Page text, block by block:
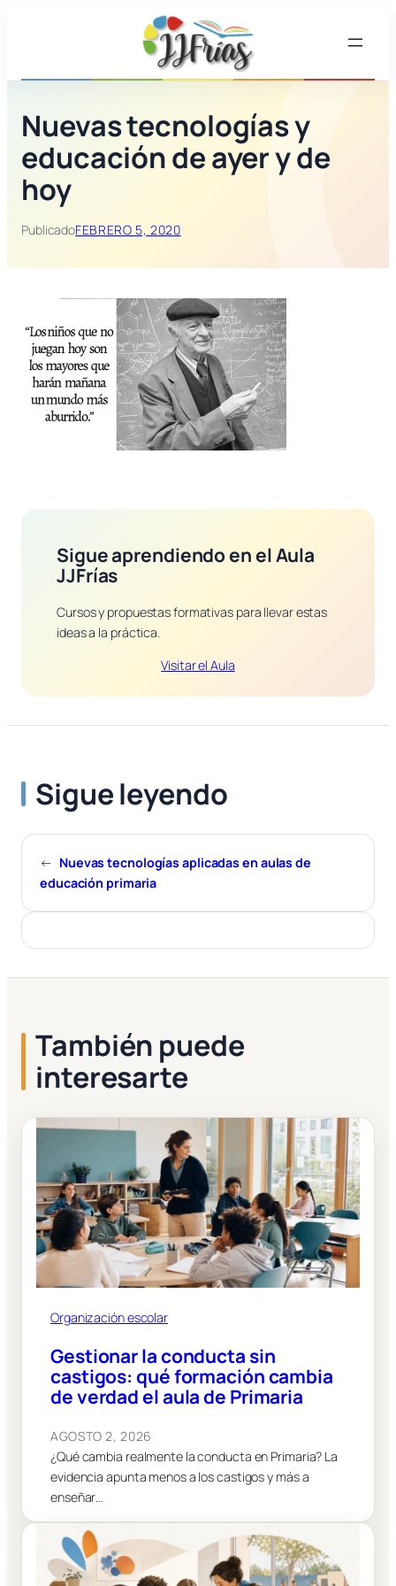
Nuevas tecnologías y
educación de ayer y de
hoy
PublicadoFEBRERO 5, 2020
Sigue aprendiendo en el Aula
JJFrías
Cursos y propuestas formativas para llevar estas
ideas a la práctica.
Visitar el Aula
Sigue leyendo
← Nuevas tecnologías aplicadas en aulas de
educación primaria
También puede
interesarte
Organización escolar
Gestionar la conducta sin
castigos: qué formación cambia
de verdad el aula de Primaria
AGOSTO 2, 2026
¿Qué cambia realmente la conducta en Primaria? La
evidencia apunta menos a los castigos y más a
enseñar…